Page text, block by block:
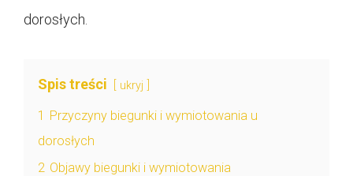
dorosłych.
Spis treści ukryj
1 Przyczyny biegunki i wymiotowania u
dorosłych
2 Objawy biegunki i wymiotowania